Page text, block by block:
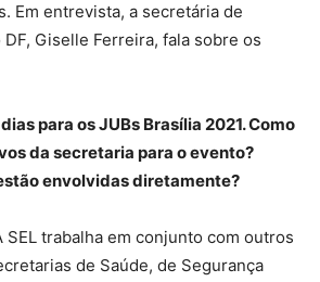
Em entrevista, a secretária de
Giselle Ferreira, fala sobre os
para os JUBs Brasília 2021. Como
da secretaria para o evento?
envolvidas diretamente?
SEL trabalha em conjunto com outros
de Saúde, de Segurança